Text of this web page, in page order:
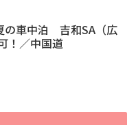
の車中泊 吉和SA（広
！／中国道